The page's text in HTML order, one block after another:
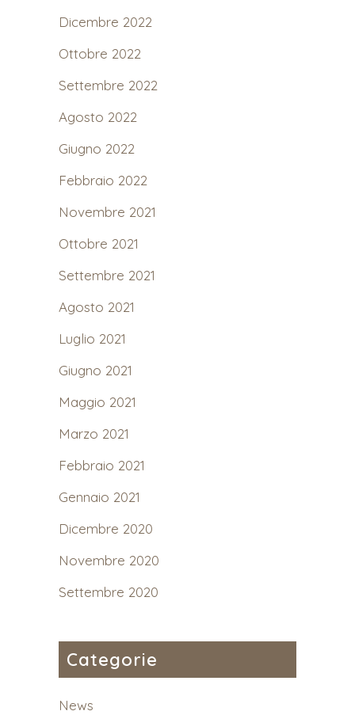
Dicembre 2022
Ottobre 2022
Settembre 2022
Agosto 2022
Giugno 2022
Febbraio 2022
Novembre 2021
Ottobre 2021
Settembre 2021
Agosto 2021
Luglio 2021
Giugno 2021
Maggio 2021
Marzo 2021
Febbraio 2021
Gennaio 2021
Dicembre 2020
Novembre 2020
Settembre 2020
Categorie
News